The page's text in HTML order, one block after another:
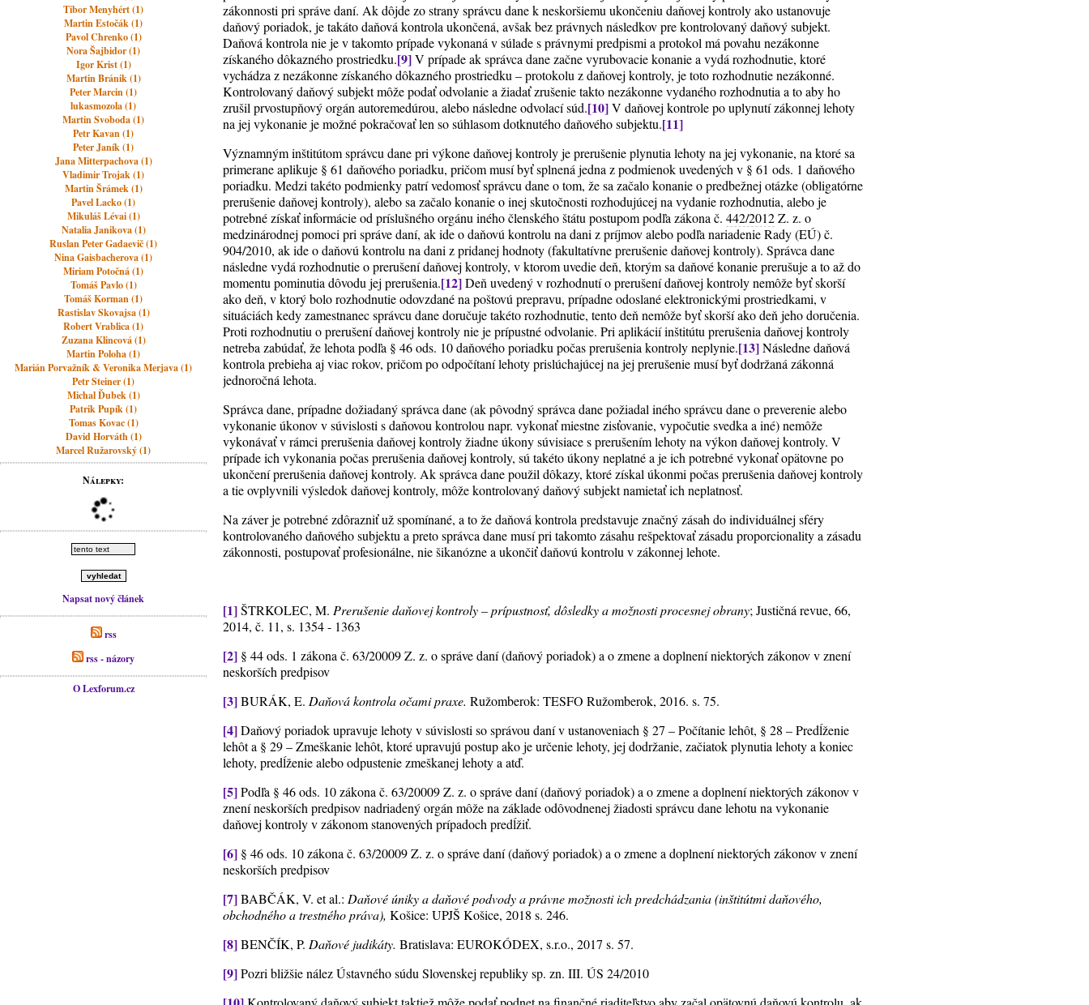
Tibor Menyhért (1)
Martin Estočák (1)
Pavol Chrenko (1)
Nora Šajbidor (1)
Igor Krist (1)
Martin Bránik (1)
Peter Marcin (1)
lukasmozola (1)
Martin Svoboda (1)
Petr Kavan (1)
Peter Janík (1)
Jana Mitterpachova (1)
Vladimir Trojak (1)
Martin Šrámek (1)
Pavel Lacko (1)
Mikuláš Lévai (1)
Natalia Janikova (1)
Ruslan Peter Gadaevič (1)
Nina Gaisbacherova (1)
Miriam Potočná (1)
Tomáš Pavlo (1)
Tomáš Korman (1)
Rastislav Skovajsa (1)
Robert Vrablica (1)
Zuzana Klincová (1)
Martin Poloha (1)
Marián Porvažník & Veronika Merjava (1)
Petr Steiner (1)
Michal Ďubek (1)
Patrik Pupík (1)
Tomas Kovac (1)
David Horváth (1)
Marcel Ružarovský (1)
Nálepky:
Napsat nový článek
rss
rss - názory
O Lexforum.cz
zákonnosti pri správe daní. Ak dôjde zo strany správcu dane k neskoršiemu ukončeniu daňovej kontroly ako ustanovuje
daňový poriadok, je takáto daňová kontrola ukončená, avšak bez právnych následkov pre kontrolovaný daňový subjekt.
Daňová kontrola nie je v takomto prípade vykonaná v súlade s právnymi predpismi a protokol má povahu nezákonne
získaného dôkazného prostriedku.[9]V prípade ak správca dane začne vyrubovacie konanie a vydá rozhodnutie, ktoré
vychádza z nezákonne získaného dôkazného prostriedku – protokolu z daňovej kontroly, je toto rozhodnutie nezákonné.
Kontrolovaný daňový subjekt môže podať odvolanie a žiadať zrušenie takto nezákonne vydaného rozhodnutia a to aby ho
zrušil prvostupňový orgán autoremedúrou, alebo následne odvolací súd.[10]V daňovej kontrole po uplynutí zákonnej lehoty
na jej vykonanie je možné pokračovať len so súhlasom dotknutého daňového subjektu.[11]
Významným inštitútom správcu dane pri výkone daňovej kontroly je prerušenie plynutia lehoty na jej vykonanie, na ktoré sa
primerane aplikuje § 61 daňového poriadku, pričom musí byť splnená jedna z podmienok uvedených v § 61 ods. 1 daňového
poriadku. Medzi takéto podmienky patrí vedomosť správcu dane o tom, že sa začalo konanie o predbežnej otázke (obligatórne
prerušenie daňovej kontroly), alebo sa začalo konanie o inej skutočnosti rozhodujúcej na vydanie rozhodnutia, alebo je
potrebné získať informácie od príslušného orgánu iného členského štátu postupom podľa zákona č.442/2012Z. z. o
medzinárodnej pomoci pri správe daní, ak ide o daňovú kontrolu na dani z príjmov alebo podľa nariadenie Rady (EÚ) č.
904/2010, ak ide o daňovú kontrolu na dani z pridanej hodnoty (fakultatívne prerušenie daňovej kontroly). Správca dane
následne vydá rozhodnutie o prerušení daňovej kontroly, v ktorom uvedie deň, ktorým sa daňové konanie prerušuje a to až do
momentu pominutia dôvodu jej prerušenia.[12]Deň uvedený v rozhodnutí o prerušení daňovej kontroly nemôže byť skorší
ako deň, v ktorý bolo rozhodnutie odovzdané na poštovú prepravu, prípadne odoslané elektronickými prostriedkami, v
situáciách kedy zamestnanec správcu dane doručuje takéto rozhodnutie, tento deň nemôže byť skorší ako deň jeho doručenia.
Proti rozhodnutiu o prerušení daňovej kontroly nie je prípustné odvolanie. Pri aplikácií inštitútu prerušenia daňovej kontroly
netreba zabúdať, že lehota podľa § 46 ods. 10 daňového poriadku počas prerušenia kontroly neplynie.[13]Následne daňová
kontrola prebieha aj viac rokov, pričom po odpočítaní lehoty prislúchajúcej na jej prerušenie musí byť dodržaná zákonná
jednoročná lehota.
Správca dane, prípadne dožiadaný správca dane (ak pôvodný správca dane požiadal iného správcu dane o preverenie alebo
vykonanie úkonov v súvislosti s daňovou kontrolou napr. vykonať miestne zisťovanie, vypočutie svedka a iné) nemôže
vykonávať v rámci prerušenia daňovej kontroly žiadne úkony súvisiace s prerušením lehoty na výkon daňovej kontroly. V
prípade ich vykonania počas prerušenia daňovej kontroly, sú takéto úkony neplatné a je ich potrebné vykonať opätovne po
ukončení prerušenia daňovej kontroly. Ak správca dane použil dôkazy, ktoré získal úkonmi počas prerušenia daňovej kontroly
a tie ovplyvnili výsledok daňovej kontroly, môže kontrolovaný daňový subjekt namietať ich neplatnosť.
Na záver je potrebné zdôrazniť už spomínané, a to že daňová kontrola predstavuje značný zásah do individuálnej sféry
kontrolovaného daňového subjektu a preto správca dane musí pri takomto zásahu rešpektovať zásadu proporcionality a zásadu
zákonnosti, postupovať profesionálne, nie šikanózne a ukončiť daňovú kontrolu v zákonnej lehote.
[1]ŠTRKOLEC, M. Prerušenie daňovej kontroly – prípustnosť, dôsledky a možnosti procesnej obrany; Justičná revue, 66,
2014, č. 11, s. 1354 - 1363
[2] § 44 ods. 1 zákona č. 63/20009 Z. z. o správe daní (daňový poriadok) a o zmene a doplnení niektorých zákonov v znení
neskorších predpisov
[3]BURÁK, E. Daňová kontrola očami praxe.Ružomberok: TESFO Ružomberok, 2016. s. 75.
[4]Daňový poriadok upravuje lehoty v súvislosti so správou daní v ustanoveniach § 27 – Počítanie lehôt, § 28 – Predĺženie
lehôt a § 29 – Zmeškanie lehôt, ktoré upravujú postup ako je určenie lehoty, jej dodržanie, začiatok plynutia lehoty a koniec
lehoty, predĺženie alebo odpustenie zmeškanej lehoty a atď.
[5]Podľa § 46 ods. 10 zákona č. 63/20009 Z. z. o správe daní (daňový poriadok) a o zmene a doplnení niektorých zákonov v
znení neskorších predpisov nadriadený orgán môže na základe odôvodnenej žiadosti správcu dane lehotu na vykonanie
daňovej kontroly v zákonom stanovených prípadoch predĺžiť.
[6] § 46 ods. 10 zákona č. 63/20009 Z. z. o správe daní (daňový poriadok) a o zmene a doplnení niektorých zákonov v znení
neskorších predpisov
[7]BABČÁK, V. et al.: Daňové úniky a daňové podvody a právne možnosti ich predchádzania (inštitútmi daňového,
obchodného a trestného práva), Košice: UPJŠ Košice, 2018 s. 246.
[8]BENČÍK, P. Daňové judikáty. Bratislava: EUROKÓDEX, s.r.o., 2017 s. 57.
[9]Pozri bližšie nález Ústavného súdu Slovenskej republiky sp. zn. III. ÚS 24/2010